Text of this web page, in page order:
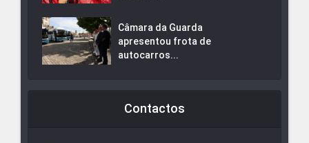
Câmara da Guarda
apresentou frota de
autocarros...
Contactos